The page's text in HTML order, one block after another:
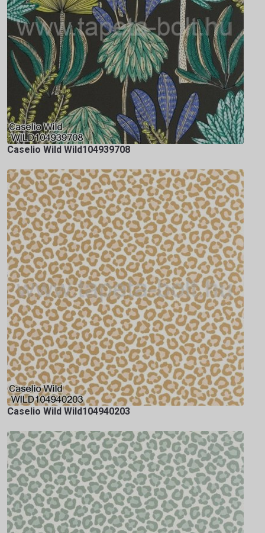
Caselio Wild Wild104939708
Caselio Wild Wild104940203